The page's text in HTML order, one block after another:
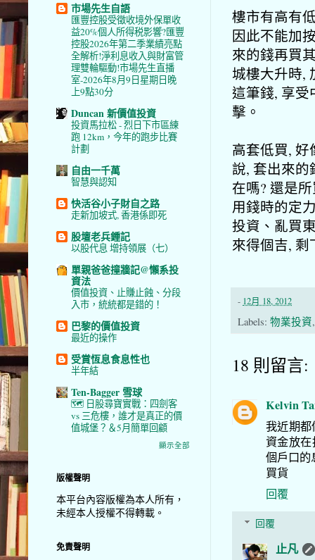
樓市有高有
因此不能加
來的錢再買
城樓大升時,
這筆錢, 享受
擊。
高套低買,
說, 套出來的
在嗎? 還是
用錢時的定
投資、亂買
來得個吉, 剩
- 12月 18, 2012
Labels: 物業投資
18 則留言:
Kelvin
我近期都
資金放在
個戶口的
買貨
回覆
回覆
止凡
市場先生自語
匯豐控股受徵收境外保單收
益20%個人所得税影響?匯豐
控股2026年第二季業績亮點
全解析!淨利息收入與財富管
理雙輪驅動!市場先生直播
室-2026年8月9日星期日晚
上9點30分
Duncan 新價值投資
投資馬拉松 - 烈日下市區練
跑 12km，今年的跑步比賽
計劃
自由一千萬
智慧與認知
快活谷小子財自之路
走新加坡式, 香港係即死
股壇老兵鍾記
以股代息 增持領展（七）
單親爸爸撞牆記@懶系投
資法
價值投資、止賺止蝕、分段
入市，統統都是錯的！
巴黎的價值投資
最近的操作
受賞恆息食息性也
半年結
Ten-Bagger 雪球
🗺️ 日股尋寶實戰：四劍客
vs 三危樓，誰才是真正的價
值城堡？＆5月簡單回顧
顯示全部
版權聲明
本平台內容版權為本人所有，
未經本人授權不得轉載。
免責聲明